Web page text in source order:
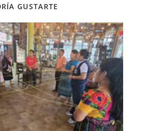
GUSTARTE